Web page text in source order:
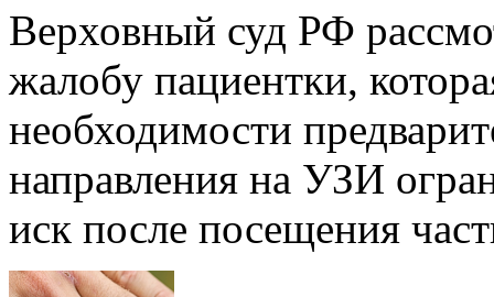
Верховный суд РФ
жалобу пациентки,
необходимости
направления на УЗИ
иск после посещения